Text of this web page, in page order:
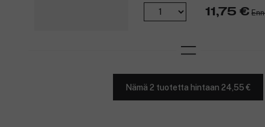
11,75 €
Nämä 2 tuotetta hintaan 24,55 €